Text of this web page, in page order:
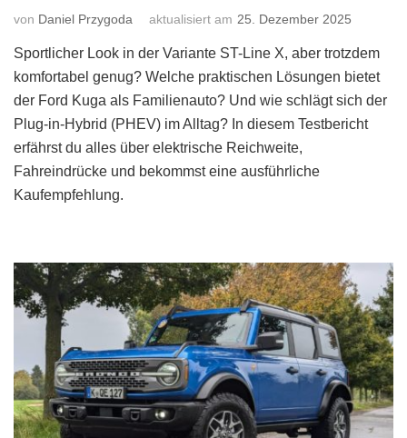
von Daniel Przygoda aktualisiert am 25. Dezember 2025
Sportlicher Look in der Variante ST-Line X, aber trotzdem
komfortabel genug? Welche praktischen Lösungen bietet
der Ford Kuga als Familienauto? Und wie schlägt sich der
Plug-in-Hybrid (PHEV) im Alltag? In diesem Testbericht
erfährst du alles über elektrische Reichweite,
Fahreindrücke und bekommst eine ausführliche
Kaufempfehlung.